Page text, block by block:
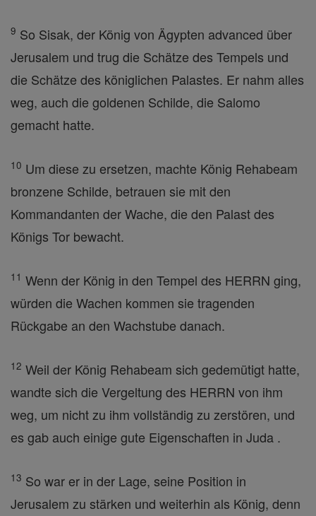
9 So Sisak, der König von Ägypten advanced über
Jerusalem und trug die Schätze des Tempels und
die Schätze des königlichen Palastes. Er nahm alles
weg, auch die goldenen Schilde, die Salomo
gemacht hatte.
10 Um diese zu ersetzen, machte König Rehabeam
bronzene Schilde, betrauen sie mit den
Kommandanten der Wache, die den Palast des
Königs Tor bewacht.
11 Wenn der König in den Tempel des HERRN ging,
würden die Wachen kommen sie tragenden
Rückgabe an den Wachstube danach.
12 Weil der König Rehabeam sich gedemütigt hatte,
wandte sich die Vergeltung des HERRN von ihm
weg, um nicht zu ihm vollständig zu zerstören, und
es gab auch einige gute Eigenschaften in Juda .
13 So war er in der Lage, seine Position in
Jerusalem zu stärken und weiterhin als König, denn